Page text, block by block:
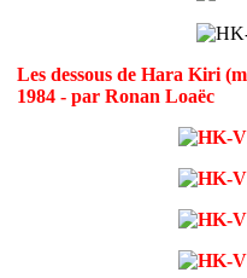
Les dessous de Hara Kiri
1984 - par Ronan Loaëc